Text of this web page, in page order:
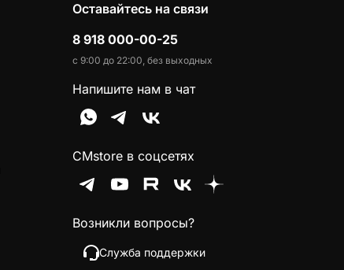
Оставайтесь на связи
8 918 000-00-25
с 9:00 до 22:00, без выходных
Напишите нам в чат
CMstore в соцсетях
Возникли вопросы?
Служба поддержки